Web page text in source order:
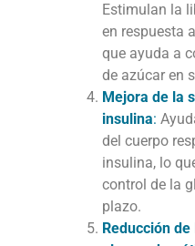
Estimulan la
en respuesta
que ayuda a
de azúcar en
Mejora de la
insulina:
del cuerpo
insulina, lo
control de la
plazo.
Reducción